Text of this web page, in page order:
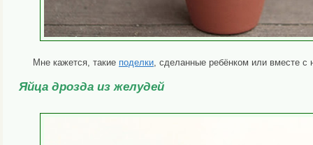
Мне кажется, такие поделки , сделанные ребёнком или вместе
Яйца дрозда из желудей